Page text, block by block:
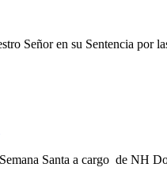
Señor en su Sentencia por
Santa a cargo de NH